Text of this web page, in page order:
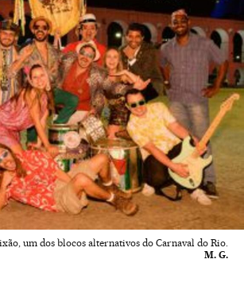
um dos blocos alternativos do Carnaval do Rio.
M. G.